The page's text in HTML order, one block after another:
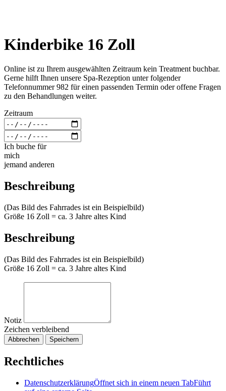
Kinderbike 16 Zoll
Online ist zu Ihrem ausgewählten Zeitraum kein Treatment buchbar.
Gerne hilft Ihnen unsere Spa-Rezeption unter folgender
Telefonnummer 982 für einen passenden Termin oder offene Fragen
zu den Behandlungen weiter.
Zeitraum
Ich buche für
mich
jemand anderen
Beschreibung
(Das Bild des Fahrrades ist ein Beispielbild)
Größe 16 Zoll = ca. 3 Jahre altes Kind
Beschreibung
(Das Bild des Fahrrades ist ein Beispielbild)
Größe 16 Zoll = ca. 3 Jahre altes Kind
Notiz
Zeichen verbleibend
Abbrechen Speichern
Rechtliches
DatenschutzerklärungÖffnet sich in einem neuen TabFührt